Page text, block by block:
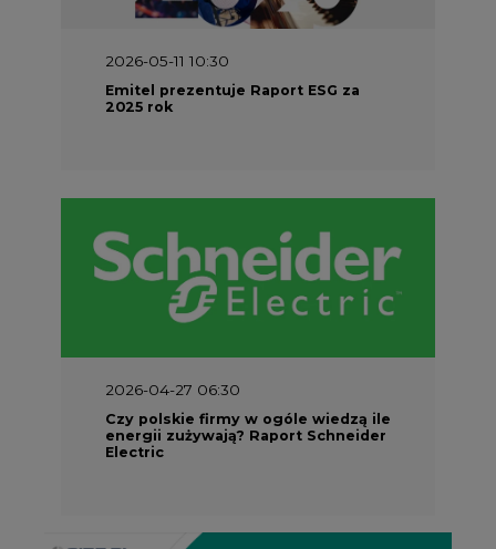
2026-05-11 10:30
Emitel prezentuje Raport ESG za
2025 rok
2026-04-27 06:30
Czy polskie firmy w ogóle wiedzą ile
energii zużywają? Raport Schneider
Electric